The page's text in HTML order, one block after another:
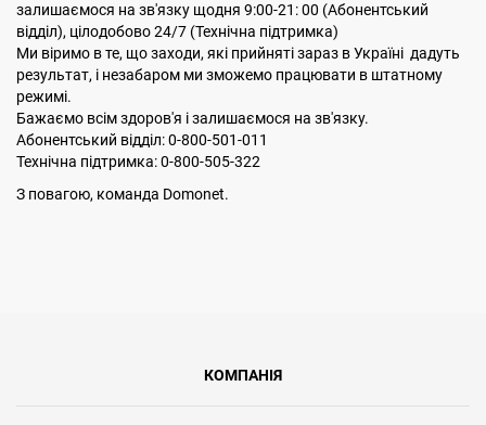
залишаємося на зв'язку щодня 9:00-21: 00 (Абонентський
відділ), цілодобово 24/7 (Технічна підтримка)
Ми віримо в те, що заходи, які прийняті зараз в Україні дадуть
результат, і незабаром ми зможемо працювати в штатному
режимі.
Бажаємо всім здоров'я і залишаємося на зв'язку.
Абонентський відділ: 0-800-501-011
Технічна підтримка: 0-800-505-322
З повагою, команда Domonet.
КОМПАНІЯ